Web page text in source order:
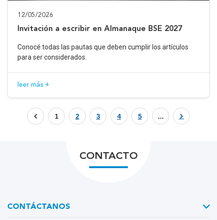
12/05/2026
Invitación a escribir en Almanaque BSE 2027
Conocé todas las pautas que deben cumplir los artículos
para ser considerados.
leer más +
1 2 3 4 5 ...
CONTACTO
CONTÁCTANOS